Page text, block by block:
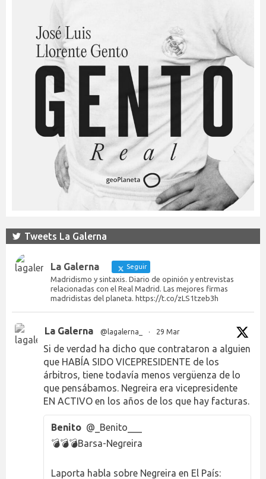
Tweets La Galerna
La Galerna Seguir
Madridismo y sintaxis. Diario de opinión y entrevistas
relacionadas con el Real Madrid. Las mejores firmas
madridistas del planeta. https://t.co/zLS1tzeb3h
La Galerna @lagalerna_ · 29 Mar
Si de verdad ha dicho que contrataron a alguien
que HABÍA SIDO VICEPRESIDENTE de los
árbitros, tiene todavía menos vergüenza de lo
que pensábamos. Negreira era vicepresidente
EN ACTIVO en los años de los que hay facturas.
Benito @_Benito___
💣💣💣Barsa-Negreira
Laporta habla sobre Negreira en El País: